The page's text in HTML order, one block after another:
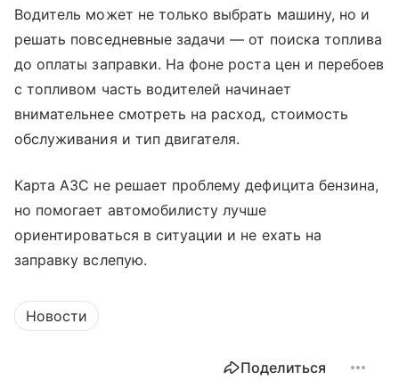
Водитель может не только выбрать машину, но и
решать повседневные задачи — от поиска топлива
до оплаты заправки. На фоне роста цен и перебоев
с топливом часть водителей начинает
внимательнее смотреть на расход, стоимость
обслуживания и тип двигателя.
Карта АЗС не решает проблему дефицита бензина,
но помогает автомобилисту лучше
ориентироваться в ситуации и не ехать на
заправку вслепую.
Новости
Поделиться